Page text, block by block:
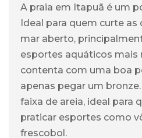
A praia em Itapuã é um
Ideal para quem curte
mar aberto,
esportes aquáticos mais
contenta com uma boa
apenas pegar um
faixa de areia, ideal para
praticar esportes como
frescobol.